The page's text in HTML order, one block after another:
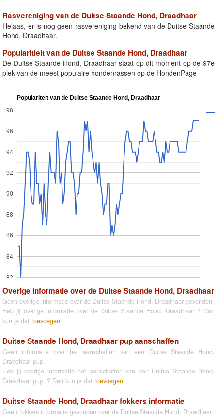
Rasvereniging van de Duitse Staande Hond, Draadhaar
Helaas, er is nog geen rasvereniging bekend van de Duitse Staande
Hond, Draadhaar.
Popularitieit van de Duitse Staande Hond, Draadhaar
De Duitse Staande Hond, Draadhaar staat op dit moment op de 97e
plek van de meest populaire hondenrassen op de HondenPage
Populariteit van de Duitse Staande Hond, Draadhaar
82
84
86
88
90
92
94
96
98
Overige informatie over de Duitse Staande Hond, Draadhaar
Geen overige informatie over de Duitse Staande Hond, Draadhaar gevonden.
Heb jij overige informatie over de Duitse Staande Hond, Draadhaar ? Dan
kun je dat toevoegen
Duitse Staande Hond, Draadhaar pup aanschaffen
Geen informatie over het aanschaffen van een Duitse Staande Hond,
Draadhaar pup.
Heb jij overige informatie het aanschaffen van een Duitse Staande Hond,
Draadhaar pup. ? Dan kun je dat toevoegen
Duitse Staande Hond, Draadhaar fokkers informatie
Geen fokkers informatie gevonden over de Duitse Staande Hond, Draadhaar.